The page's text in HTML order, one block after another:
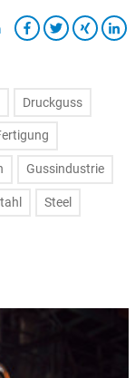
Druckguss
Gussindustrie
Steel